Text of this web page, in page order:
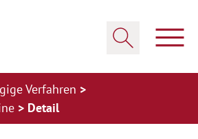
Verfahren
Detail